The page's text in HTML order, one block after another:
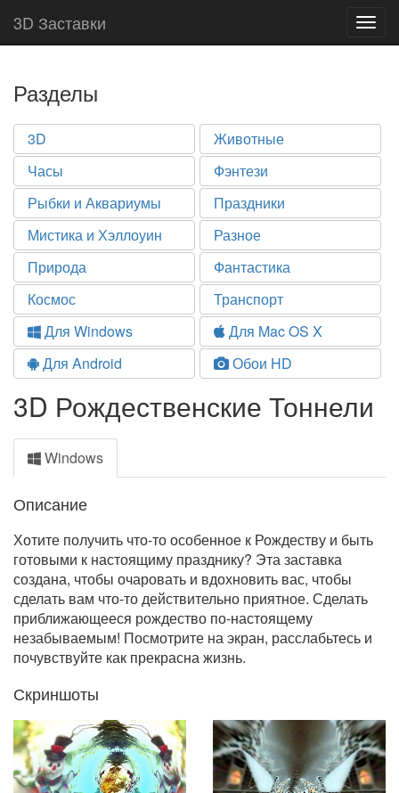
3D Заставки
Разделы
3D
Животные
Часы
Фэнтези
Рыбки и Аквариумы
Праздники
Мистика и Хэллоуин
Разное
Природа
Фантастика
Космос
Транспорт
Для Windows
Для Mac OS X
Для Android
Обои HD
3D Рождественские Тоннели
Windows
Описание
Хотите получить что-то особенное к Рождеству и быть
готовыми к настоящиму празднику? Эта заставка
создана, чтобы очаровать и вдохновить вас, чтобы
сделать вам что-то действительно приятное. Сделать
приближающееся рождество по-настоящему
незабываемым! Посмотрите на экран, расслабьтесь и
почувствуйте как прекрасна жизнь.
Скриншоты